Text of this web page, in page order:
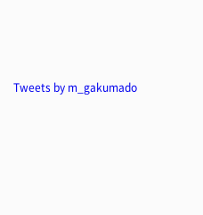
Tweets by m_gakumado